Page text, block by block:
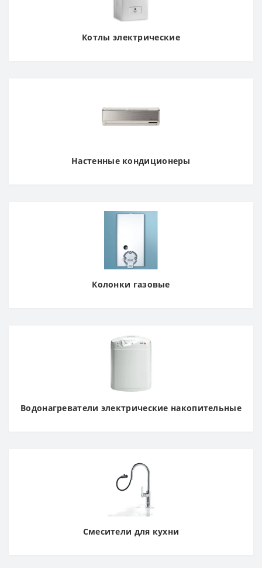
Котлы электрические
Настенные кондиционеры
Колонки газовые
Водонагреватели электрические накопительные
Смесители для кухни